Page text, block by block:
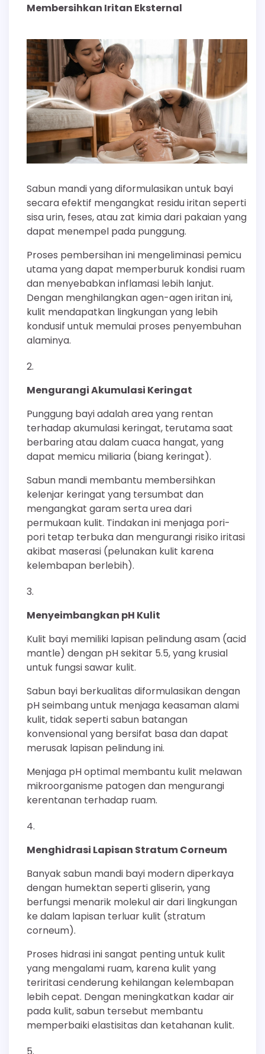
Membersihkan Iritan Eksternal
Sabun mandi yang diformulasikan untuk bayi
secara efektif mengangkat residu iritan seperti
sisa urin, feses, atau zat kimia dari pakaian yang
dapat menempel pada punggung.
Proses pembersihan ini mengeliminasi pemicu
utama yang dapat memperburuk kondisi ruam
dan menyebabkan inflamasi lebih lanjut.
Dengan menghilangkan agen-agen iritan ini,
kulit mendapatkan lingkungan yang lebih
kondusif untuk memulai proses penyembuhan
alaminya.
Mengurangi Akumulasi Keringat
Punggung bayi adalah area yang rentan
terhadap akumulasi keringat, terutama saat
berbaring atau dalam cuaca hangat, yang
dapat memicu miliaria (biang keringat).
Sabun mandi membantu membersihkan
kelenjar keringat yang tersumbat dan
mengangkat garam serta urea dari
permukaan kulit. Tindakan ini menjaga pori-
pori tetap terbuka dan mengurangi risiko iritasi
akibat maserasi (pelunakan kulit karena
kelembapan berlebih).
Menyeimbangkan pH Kulit
Kulit bayi memiliki lapisan pelindung asam (acid
mantle) dengan pH sekitar 5.5, yang krusial
untuk fungsi sawar kulit.
Sabun bayi berkualitas diformulasikan dengan
pH seimbang untuk menjaga keasaman alami
kulit, tidak seperti sabun batangan
konvensional yang bersifat basa dan dapat
merusak lapisan pelindung ini.
Menjaga pH optimal membantu kulit melawan
mikroorganisme patogen dan mengurangi
kerentanan terhadap ruam.
Menghidrasi Lapisan Stratum Corneum
Banyak sabun mandi bayi modern diperkaya
dengan humektan seperti gliserin, yang
berfungsi menarik molekul air dari lingkungan
ke dalam lapisan terluar kulit (stratum
corneum).
Proses hidrasi ini sangat penting untuk kulit
yang mengalami ruam, karena kulit yang
teriritasi cenderung kehilangan kelembapan
lebih cepat. Dengan meningkatkan kadar air
pada kulit, sabun tersebut membantu
memperbaiki elastisitas dan ketahanan kulit.